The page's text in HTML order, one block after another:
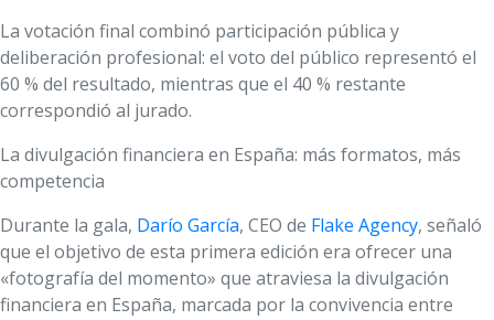
La votación final combinó participación pública y
deliberación profesional: el voto del público representó el
60 % del resultado, mientras que el 40 % restante
correspondió al jurado.
La divulgación financiera en España: más formatos, más
competencia
Durante la gala, Darío García, CEO de Flake Agency, señaló
que el objetivo de esta primera edición era ofrecer una
«fotografía del momento» que atraviesa la divulgación
financiera en España, marcada por la convivencia entre